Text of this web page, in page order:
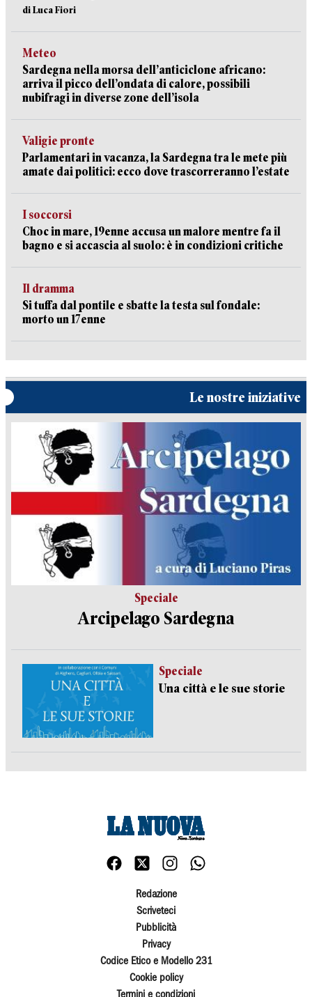
di Luca Fiori
Meteo
Sardegna nella morsa dell’anticiclone africano:
arriva il picco dell’ondata di calore, possibili
nubifragi in diverse zone dell’isola
Valigie pronte
Parlamentari in vacanza, la Sardegna tra le mete più
amate dai politici: ecco dove trascorreranno l’estate
I soccorsi
Choc in mare, 19enne accusa un malore mentre fa il
bagno e si accascia al suolo: è in condizioni critiche
Il dramma
Si tuffa dal pontile e sbatte la testa sul fondale:
morto un 17enne
Le nostre iniziative
Speciale
Arcipelago Sardegna
Speciale
Una città e le sue storie
Redazione
Scriveteci
Pubblicità
Privacy
Codice Etico e Modello 231
Cookie policy
Termini e condizioni